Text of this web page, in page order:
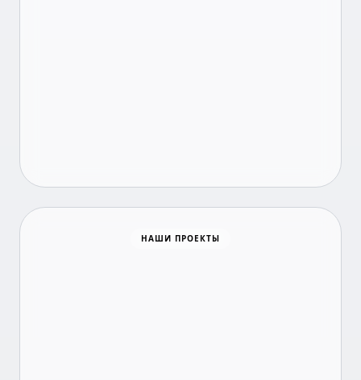
НАШИ ПРОЕКТЫ
Время новостей